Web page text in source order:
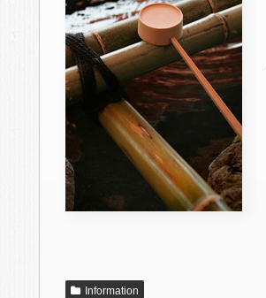
Information